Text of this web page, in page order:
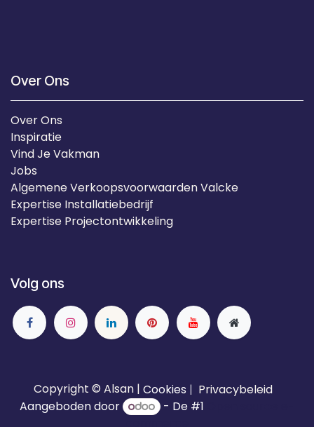
Over Ons
Over Ons
Inspiratie
Vind Je Vakman
Jobs
Algemene Verkoopsvoorwaarden Valcke
Expertise Installatiebedrijf
Expertise Projectontwikkeling
Volg ons
Copyright © Alsan | Cookies | Privacybeleid
Aangeboden door
- De #1